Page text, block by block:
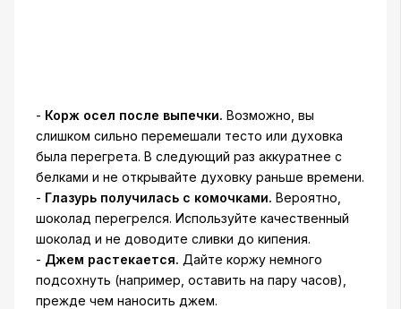
- Корж осел после выпечки. Возможно, вы
слишком сильно перемешали тесто или духовка
была перегрета. В следующий раз аккуратнее с
белками и не открывайте духовку раньше времени.
- Глазурь получилась с комочками. Вероятно,
шоколад перегрелся. Используйте качественный
шоколад и не доводите сливки до кипения.
- Джем растекается. Дайте коржу немного
подсохнуть (например, оставить на пару часов),
прежде чем наносить джем.